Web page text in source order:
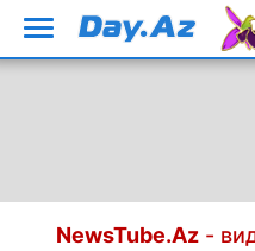
NewsTube.Az-